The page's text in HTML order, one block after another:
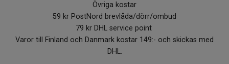
Övriga kostar
59 kr PostNord brevlåda/dörr/ombud
79 kr DHL service point
Varor till Finland och Danmark kostar 149:- och skickas med
DHL.